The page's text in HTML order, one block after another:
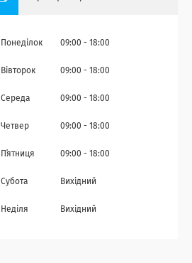
Понеділок 09:00 18:00
Вівторок 09:00 18:00
Середа 09:00 18:00
Четвер 09:00 18:00
Пʼятниця 09:00 18:00
Субота Вихідний
Неділя Вихідний